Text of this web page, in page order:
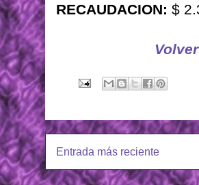
RECAUDACION: $
Entrada más reciente